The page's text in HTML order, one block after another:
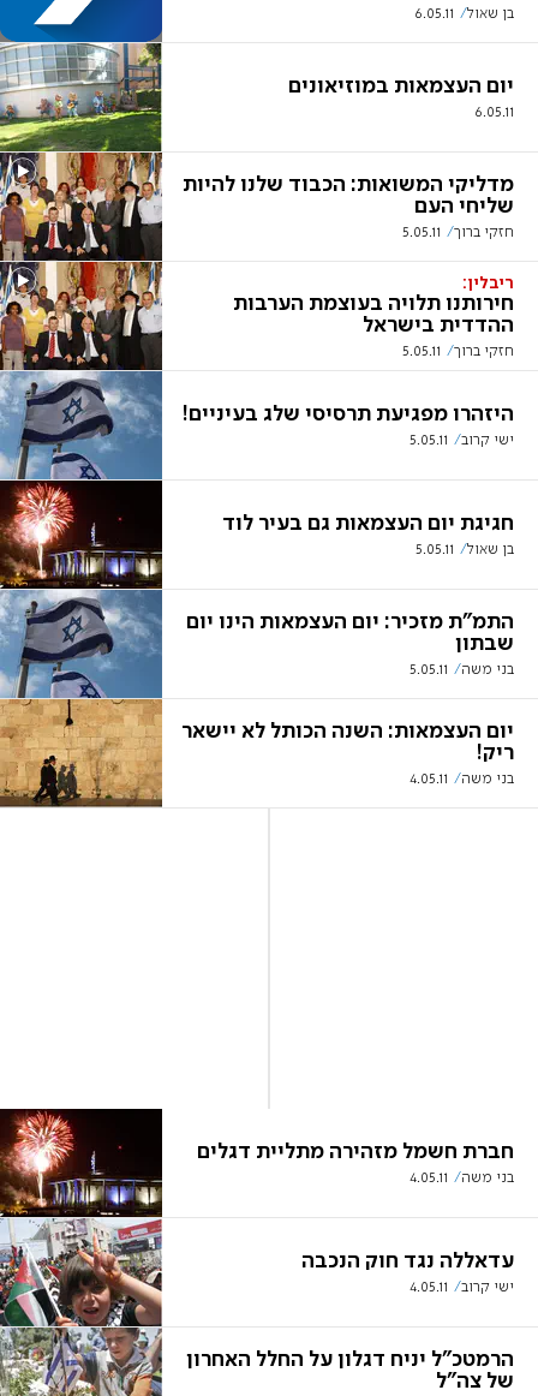
בן שאול 6.05.11
יום העצמאות במוזיאונים
6.05.11
מדליקי המשואות: הכבוד שלנו להיות
שליחי העם
חזקי ברוך 5.05.11
ריבלין:
חירותנו תלויה בעוצמת הערבות
ההדדית בישראל
חזקי ברוך 5.05.11
היזהרו מפגיעת תרסיסי שלג בעיניים!
ישי קרוב 5.05.11
חגיגת יום העצמאות גם בעיר לוד
בן שאול 5.05.11
התמ"ת מזכיר: יום העצמאות הינו יום
שבתון
בני משה 5.05.11
יום העצמאות: השנה הכותל לא יישאר
ריק!
בני משה 4.05.11
חברת חשמל מזהירה מתליית דגלים
בני משה 4.05.11
עדאללה נגד חוק הנכבה
ישי קרוב 4.05.11
הרמטכ"ל יניח דגלון על החלל האחרון
של צה"ל